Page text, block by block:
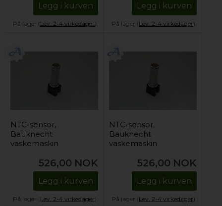
Legg i kurven
På lager (Lev. 2-4 virkedager).
Legg i kurven
På lager (Lev. 2-4 virkedager).
NTC-sensor,
Bauknecht
vaskemaskin
526,00 NOK
Legg i kurven
På lager (Lev. 2-4 virkedager).
NTC-sensor,
Bauknecht
vaskemaskin
526,00 NOK
Legg i kurven
På lager (Lev. 2-4 virkedager).